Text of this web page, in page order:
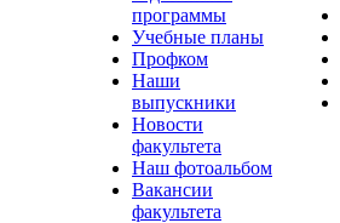
программы
Учебные планы
Профком
Наши
выпускники
Новости
факультета
Наш фотоальбом
Вакансии
факультета